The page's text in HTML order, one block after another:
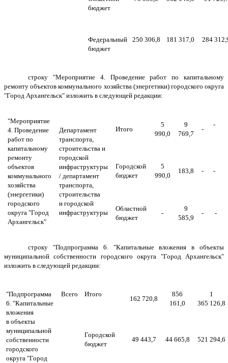
бюджет
Федеральный
бюджет
250 306,8 181 317,0 284
строку "Мероприятие 4. Проведение работ по капитальному
ремонту объектов коммунального хозяйства (энергетики) городского округа
"Город Архангельск" изложить в следующей редакции:
"Мероприятие
4.Проведение
работ по
капитальному
ремонту
объектов
коммунального
хозяйства
(энергетики)
городского
округа "Город
Архангельск"
Департамент
транспорта,
строительства и
городской
инфраструктуры
/ департамент
транспорта,
строительства
и городской
инфраструктуры
Итого
5
990,0
9
769,7
-
-
Городской
бюджет
5
990,0
183,8 - -
Областной
бюджет
-
9
585,9
- -
строку "Подпрограмма 6. "Капитальные вложения в объекты
муниципальной собственности городского округа "Город Архангельск"
изложить в следующей редакции:
"Подпрограмма
6. "Капитальные
вложения
в объекты
муниципальной
собственности
городского
округа "Город
Всего Итого
162 720,8
856
161,0
1
365 126,8
Городской
бюджет
49 443,7 44 665,8 521 294,6